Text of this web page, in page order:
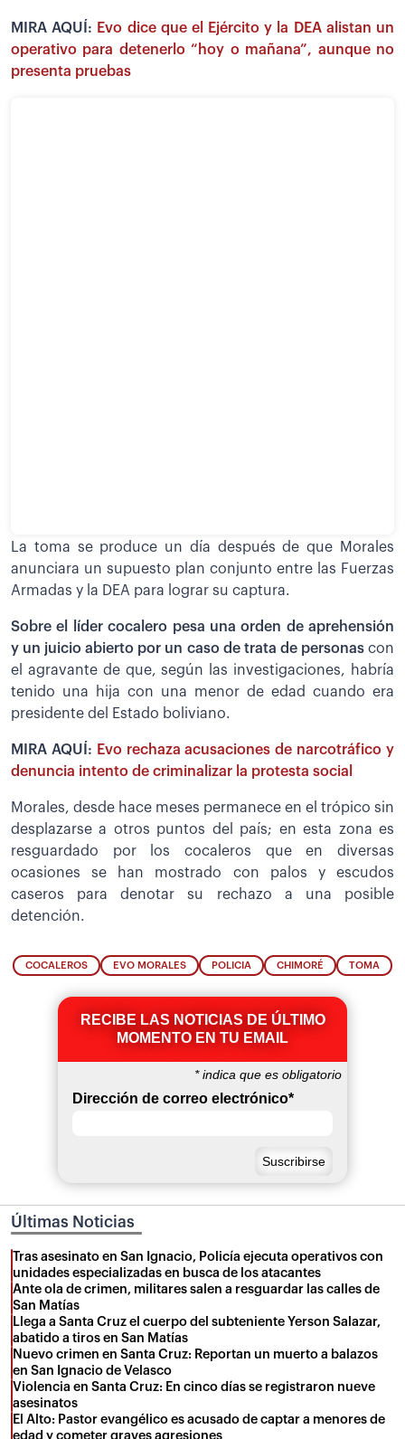
MIRA AQUÍ: Evo dice que el Ejército y la DEA alistan un
operativo para detenerlo “hoy o mañana”, aunque no
presenta pruebas
La toma se produce un día después de que Morales
anunciara un supuesto plan conjunto entre las Fuerzas
Armadas y la DEA para lograr su captura.
Sobre el líder cocalero pesa una orden de aprehensión
y un juicio abierto por un caso de trata de personas con
el agravante de que, según las investigaciones, habría
tenido una hija con una menor de edad cuando era
presidente del Estado boliviano.
MIRA AQUÍ: Evo rechaza acusaciones de narcotráfico y
denuncia intento de criminalizar la protesta social
Morales, desde hace meses permanece en el trópico sin
desplazarse a otros puntos del país; en esta zona es
resguardado por los cocaleros que en diversas
ocasiones se han mostrado con palos y escudos
caseros para denotar su rechazo a una posible
detención.
COCALEROS EVO MORALES POLICIA CHIMORÉ TOMA
RECIBE LAS NOTICIAS DE ÚLTIMO
MOMENTO EN TU EMAIL
*indica que es obligatorio
Dirección de correo electrónico*
Últimas Noticias
Tras asesinato en San Ignacio, Policía ejecuta operativos con
unidades especializadas en busca de los atacantes
Ante ola de crimen, militares salen a resguardar las calles de
San Matías
Llega a Santa Cruz el cuerpo del subteniente Yerson Salazar,
abatido a tiros en San Matías
Nuevo crimen en Santa Cruz: Reportan un muerto a balazos
en San Ignacio de Velasco
Violencia en Santa Cruz: En cinco días se registraron nueve
asesinatos
El Alto: Pastor evangélico es acusado de captar a menores de
edad y cometer graves agresiones